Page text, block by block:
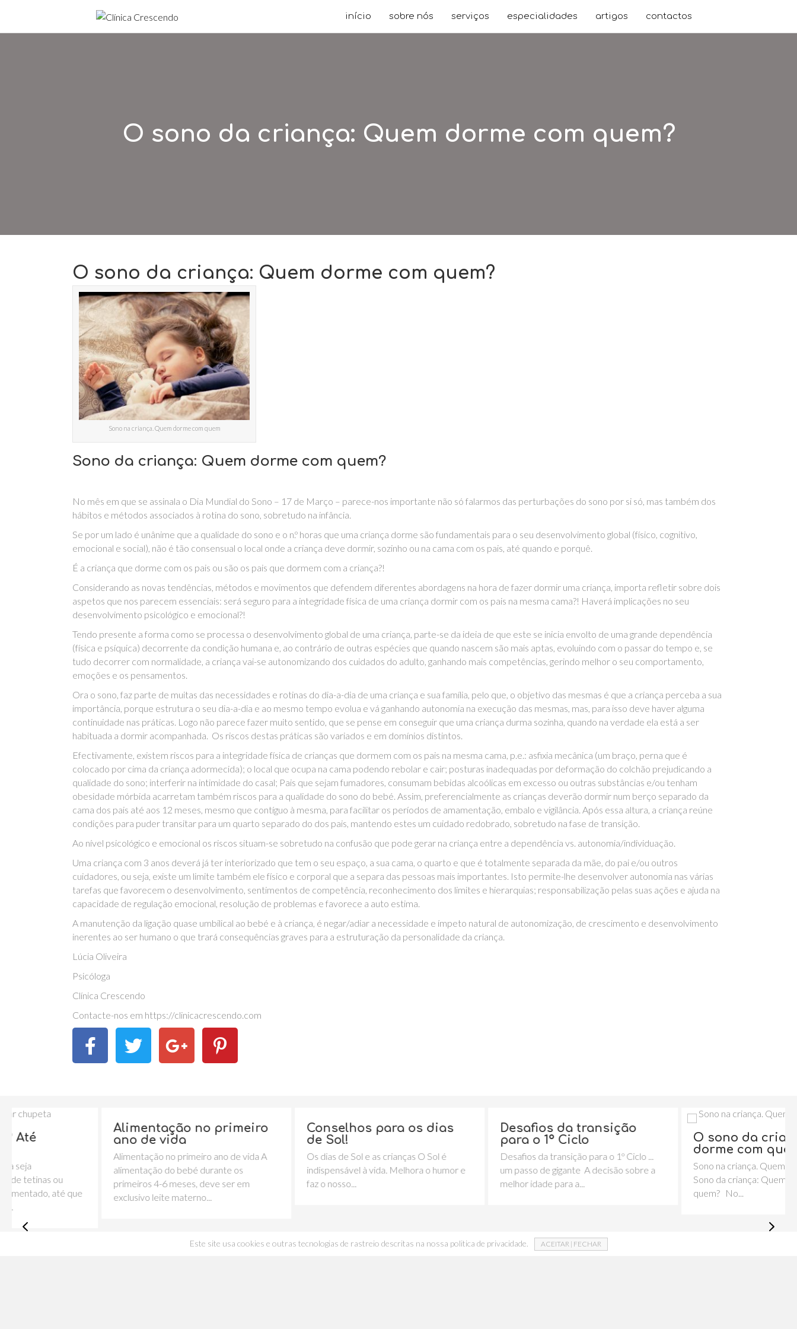
início sobre nós serviços especialidades artigos contactos
O sono da criança: Quem dorme com quem?
O sono da criança: Quem dorme com quem?
Sono na criança. Quem dorme com quem
Sono da criança: Quem dorme com quem?
No mês em que se assinala o Dia Mundial do Sono – 17 de Março – parece-nos importante não só falarmos das perturbações do sono por si só, mas também dos
hábitos e métodos associados à rotina do sono, sobretudo na infância.
Se por um lado é unânime que a qualidade do sono e o n.º horas que uma criança dorme são fundamentais para o seu desenvolvimento global (físico, cognitivo,
emocional e social), não é tão consensual o local onde a criança deve dormir, sozinho ou na cama com os pais, até quando e porquê.
É a criança que dorme com os pais ou são os pais que dormem com a criança?!
Considerando as novas tendências, métodos e movimentos que defendem diferentes abordagens na hora de fazer dormir uma criança, importa refletir sobre dois
aspetos que nos parecem essenciais: será seguro para a integridade física de uma criança dormir com os pais na mesma cama?! Haverá implicações no seu
desenvolvimento psicológico e emocional?!
Tendo presente a forma como se processa o desenvolvimento global de uma criança, parte-se da ideia de que este se inicia envolto de uma grande dependência
(física e psíquica) decorrente da condição humana e, ao contrário de outras espécies que quando nascem são mais aptas, evoluindo com o passar do tempo e, se
tudo decorrer com normalidade, a criança vai-se autonomizando dos cuidados do adulto, ganhando mais competências, gerindo melhor o seu comportamento,
emoções e os pensamentos.
Ora o sono, faz parte de muitas das necessidades e rotinas do dia-a-dia de uma criança e sua família, pelo que, o objetivo das mesmas é que a criança perceba a sua
importância, porque estrutura o seu dia-a-dia e ao mesmo tempo evolua e vá ganhando autonomia na execução das mesmas, mas, para isso deve haver alguma
continuidade nas práticas. Logo não parece fazer muito sentido, que se pense em conseguir que uma criança durma sozinha, quando na verdade ela está a ser
habituada a dormir acompanhada. Os riscos destas práticas são variados e em domínios distintos.
Efectivamente, existem riscos para a integridade física de crianças que dormem com os pais na mesma cama, p.e.: asfixia mecânica (um braço, perna que é
colocado por cima da criança adormecida); o local que ocupa na cama podendo rebolar e cair; posturas inadequadas por deformação do colchão prejudicando a
qualidade do sono; interferir na intimidade do casal; Pais que sejam fumadores, consumam bebidas alcoólicas em excesso ou outras substâncias e/ou tenham
obesidade mórbida acarretam também riscos para a qualidade do sono do bebé. Assim, preferencialmente as crianças deverão dormir num berço separado da
cama dos pais até aos 12 meses, mesmo que contíguo à mesma, para facilitar os períodos de amamentação, embalo e vigilância. Após essa altura, a criança reúne
condições para puder transitar para um quarto separado do dos pais, mantendo estes um cuidado redobrado, sobretudo na fase de transição.
Ao nível psicológico e emocional os riscos situam-se sobretudo na confusão que pode gerar na criança entre a dependência vs. autonomia/individuação.
Uma criança com 3 anos deverá já ter interiorizado que tem o seu espaço, a sua cama, o quarto e que é totalmente separada da mãe, do pai e/ou outros
cuidadores, ou seja, existe um limite também ele físico e corporal que a separa das pessoas mais importantes. Isto permite-lhe desenvolver autonomia nas várias
tarefas que favorecem o desenvolvimento, sentimentos de competência, reconhecimento dos limites e hierarquias; responsabilização pelas suas ações e ajuda na
capacidade de regulação emocional, resolução de problemas e favorece a auto estima.
A manutenção da ligação quase umbilical ao bebé e à criança, é negar/adiar a necessidade e ímpeto natural de autonomização, de crescimento e desenvolvimento
inerentes ao ser humano o que trará consequências graves para a estruturação da personalidade da criança.
Lúcia Oliveira
Psicóloga
Clínica Crescendo
Contacte-nos em https://clinicacrescendo.com
Alimentação no primeiro
ano de vida
Alimentação no primeiro ano de vida A
alimentação do bebé durante os
primeiros 4-6 meses, deve ser em
exclusivo leite materno...
Conselhos para os dias
Os dias de Sol e as crianças O Sol é
indispensável à vida. Melhora o humor e
faz o nosso...
Desafios da transição
para o 1º Ciclo
Desafios da transição para o 1º Ciclo ...
um passo de gigante A decisão sobre a
melhor idade para a...
O sono da criança: Quem
dorme com quem?
Sono na criança. Quem dorme com quem
Sono da criança: Quem dorme com
Este site usa cookies e outras tecnologias de rastreio descritas na nossa politica de privacidade. ACEITAR | FECHAR